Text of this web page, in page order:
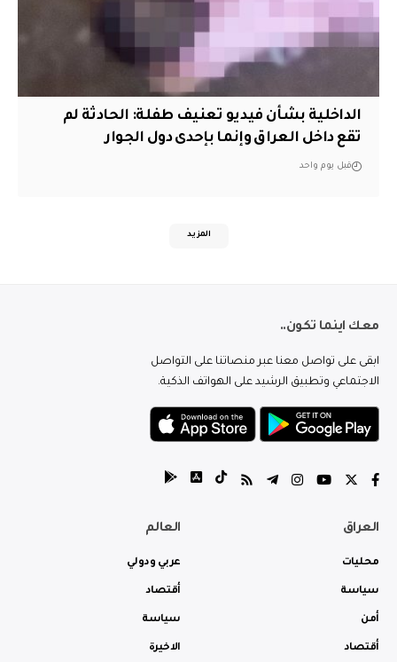
الداخلية بشأن فيديو تعنيف طفلة: الحادثة لم
تقع داخل العراق وإنما بإحدى دول الجوار
قبل يوم واحد
المزيد
معك اينما تكون..
ابقى على تواصل معنا عبر منصاتنا على التواصل
الاجتماعي وتطبيق الرشيد على الهواتف الذكية.
العراق
محليات
سياسة
أمن
أقتصاد
العالم
عربي ودولي
أقتصاد
سياسة
الاخيرة